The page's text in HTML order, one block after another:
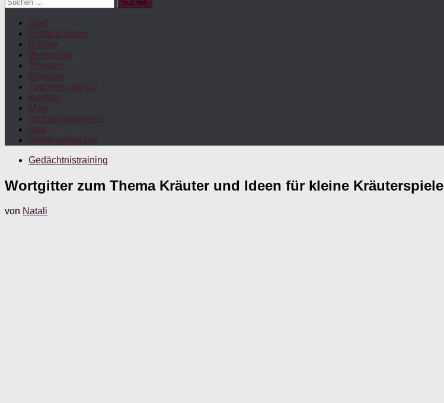
nach:
Start
Fortbildungen
Bücher
Betreuung
Themen
Exklusiv
Taschen und Co.
Kontakt
Maw
Nichts verpassen!
App
Stellenangebote
Gedächtnistraining
Wortgitter zum Thema Kräuter und Ideen für kleine Kräuterspiele
von Natali